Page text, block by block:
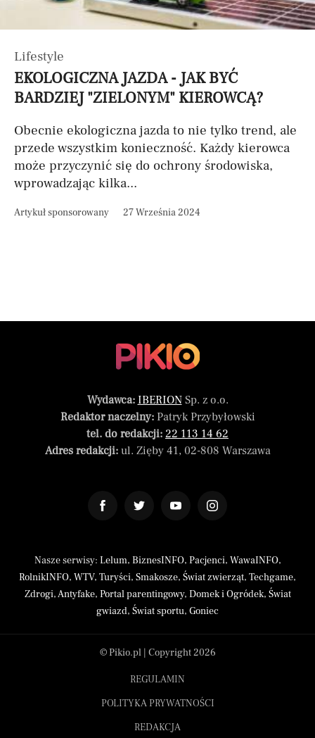
Lifestyle
EKOLOGICZNA JAZDA - JAK BYĆ
BARDZIEJ "ZIELONYM" KIEROWCĄ?
Obecnie ekologiczna jazda to nie tylko trend, ale
przede wszystkim konieczność. Każdy kierowca
może przyczynić się do ochrony środowiska,
wprowadzając kilka...
Artykuł sponsorowany 27 Września 2024
Wydawca: IBERIONSp. z o.o.
Redaktor naczelny:Patryk Przybyłowski
tel. do redakcji: 22 113 14 62
Adres redakcji:ul. Zięby 41, 02-808 Warszawa
Nasze serwisy: Lelum, BiznesINFO, Pacjenci, WawaINFO,
RolnikINFO, WTV, Turyści, Smakosze, Świat zwierząt, Techgame,
Zdrogi,Antyfake, Portal parentingowy, Domek i Ogródek, Świat
gwiazd, Świat sportu, Goniec
© Pikio.pl | Copyright 2026
REGULAMIN
POLITYKA PRYWATNOŚCI
REDAKCJA